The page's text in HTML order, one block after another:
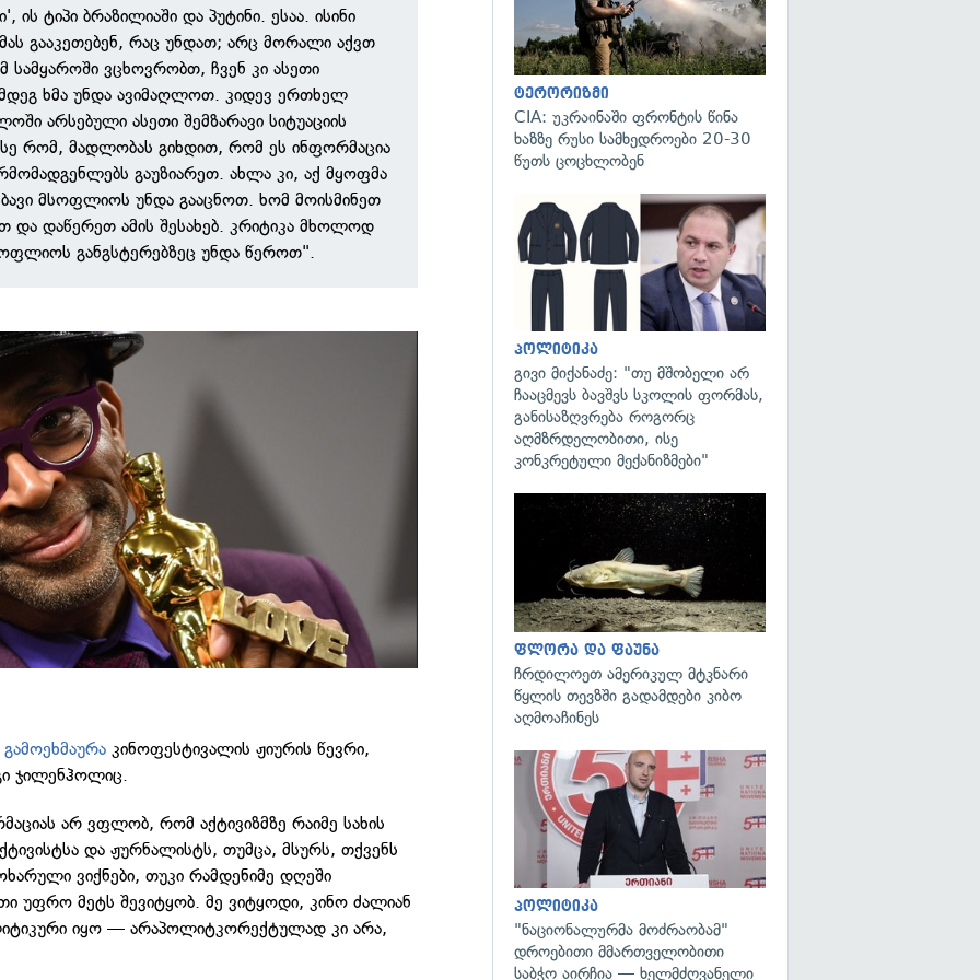
ის ტიპი ბრაზილიაში და პუტინი. ესაა. ისინი
გააკეთებენ, რაც უნდათ; არც მორალი აქვთ
სამყაროში ვცხოვრობთ, ჩვენ კი ასეთი
ხმა უნდა ავიმაღლოთ. კიდევ ერთხელ
არსებული ასეთი შემზარავი სიტუაციის
რომ, მადლობას გიხდით, რომ ეს ინფორმაცია
გაუზიარეთ. ახლა კი, აქ მყოფმა
მსოფლიოს უნდა გააცნოთ. ხომ მოისმინეთ
და დაწერეთ ამის შესახებ. კრიტიკა მხოლოდ
განგსტერებზეც უნდა წეროთ".
გამოეხმაურა კინოფესტივალის ჟიურის წევრი,
ჯილენჰოლიც.
არ ვფლობ, რომ აქტივიზმზე რაიმე სახის
და ჟურნალისტს, თუმცა, მსურს, თქვენს
ვიქნები, თუკი რამდენიმე დღეში
უფრო მეტს შევიტყობ. მე ვიტყოდი, კინო ძალიან
იყო — არაპოლიტკორექტულად კი არა,
ტერორიზმი
CIA: უკრაინაში ფრონტის წინა
ხაზზე რუსი სამხედროები 20-30
წუთს ცოცხლობენ
პოლიტიკა
გივი მიქანაძე: "თუ მშობელი არ
ჩააცმევს ბავშვს სკოლის ფორმას,
განისაზღვრება როგორც
აღმზრდელობითი, ისე
კონკრეტული მექანიზმები"
ფლორა და ფაუნა
ჩრდილოეთ ამერიკულ მტკნარი
წყლის თევზში გადამდები კიბო
აღმოაჩინეს
პოლიტიკა
"ნაციონალურმა მოძრაობამ"
დროებითი მმართველობითი
საბჭო აირჩია — ხელმძღვანელი